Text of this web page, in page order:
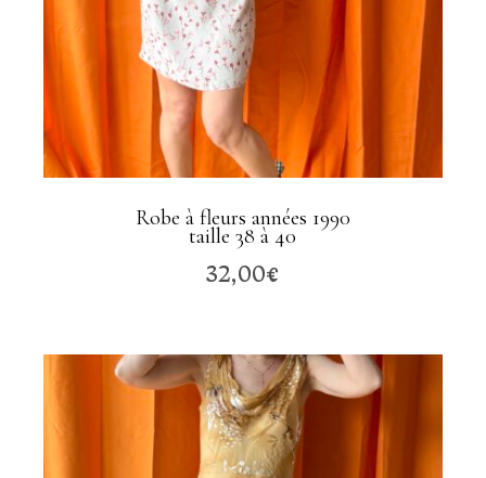
Robe à fleurs années 1990
taille 38 à 40
32,00€